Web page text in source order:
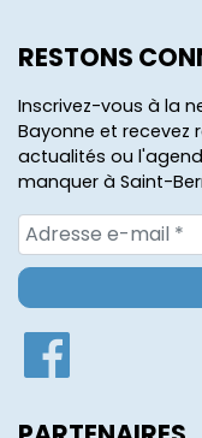
RESTONS
Inscrivez-vous à la
Bayonne et recevez
actualités ou
manquer à Saint-